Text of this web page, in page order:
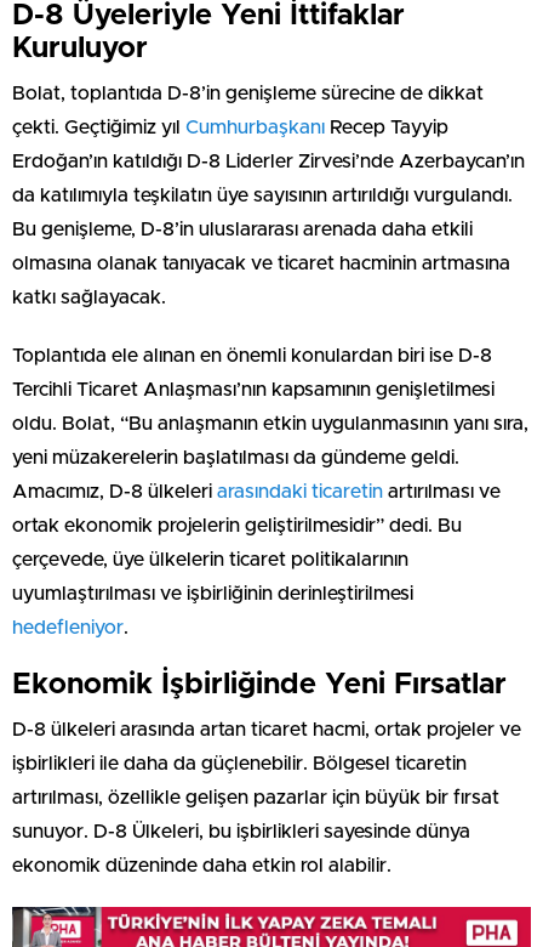
D-8 Üyeleriyle Yeni İttifaklar
Kuruluyor
Bolat, toplantıda D-8’in genişleme sürecine de dikkat
çekti. Geçtiğimiz yıl Cumhurbaşkanı Recep Tayyip
Erdoğan’ın katıldığı D-8 Liderler Zirvesi’nde Azerbaycan’ın
da katılımıyla teşkilatın üye sayısının artırıldığı vurgulandı.
Bu genişleme, D-8’in uluslararası arenada daha etkili
olmasına olanak tanıyacak ve ticaret hacminin artmasına
katkı sağlayacak.
Toplantıda ele alınan en önemli konulardan biri ise D-8
Tercihli Ticaret Anlaşması’nın kapsamının genişletilmesi
oldu. Bolat, “Bu anlaşmanın etkin uygulanmasının yanı sıra,
yeni müzakerelerin başlatılması da gündeme geldi.
Amacımız, D-8 ülkeleri arasındaki ticaretin artırılması ve
ortak ekonomik projelerin geliştirilmesidir” dedi. Bu
çerçevede, üye ülkelerin ticaret politikalarının
uyumlaştırılması ve işbirliğinin derinleştirilmesi
hedefleniyor.
Ekonomik İşbirliğinde Yeni Fırsatlar
D-8 ülkeleri arasında artan ticaret hacmi, ortak projeler ve
işbirlikleri ile daha da güçlenebilir. Bölgesel ticaretin
artırılması, özellikle gelişen pazarlar için büyük bir fırsat
sunuyor. D-8 Ülkeleri, bu işbirlikleri sayesinde dünya
ekonomik düzeninde daha etkin rol alabilir.